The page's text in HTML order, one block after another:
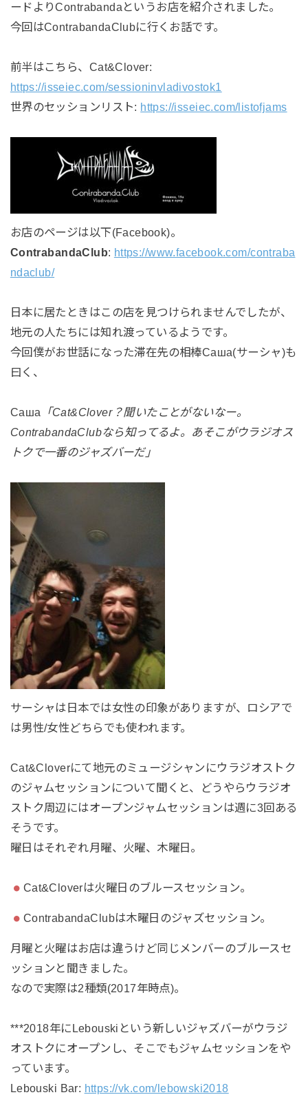
ードよりContrabandaというお店を紹介されました。
今回はContrabandaClubに行くお話です。
前半はこちら、Cat&Clover:
https://isseiec.com/sessioninvladivostok1
世界のセッションリスト: https://isseiec.com/listofjams
お店のページは以下(Facebook)。
ContrabandaClub: https://www.facebook.com/contraba
ndaclub/
日本に居たときはこの店を見つけられませんでしたが、
地元の人たちには知れ渡っているようです。
今回僕がお世話になった滞在先の相棒Саша(サーシャ)も
曰く、
Саша 「Cat&Clover？聞いたことがないなー。
ContrabandaClubなら知ってるよ。あそこがウラジオス
トクで一番のジャズバーだ」
サーシャは日本では女性の印象がありますが、ロシアで
は男性/女性どちらでも使われます。
Cat&Cloverにて地元のミュージシャンにウラジオストク
のジャムセッションについて聞くと、どうやらウラジオ
ストク周辺にはオープンジャムセッションは週に3回ある
そうです。
曜日はそれぞれ月曜、火曜、木曜日。
Cat&Cloverは火曜日のブルースセッション。
ContrabandaClubは木曜日のジャズセッション。
月曜と火曜はお店は違うけど同じメンバーのブルースセ
ッションと聞きました。
なので実際は2種類(2017年時点)。
***2018年にLebouskiという新しいジャズバーがウラジ
オストクにオープンし、そこでもジャムセッションをや
っています。
Lebouski Bar: https://vk.com/lebowski2018